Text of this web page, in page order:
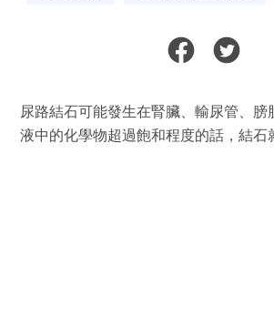
尿路結石可能發生在腎臟、輸尿管、膀
液中的化學物超過飽和程度的話，結石